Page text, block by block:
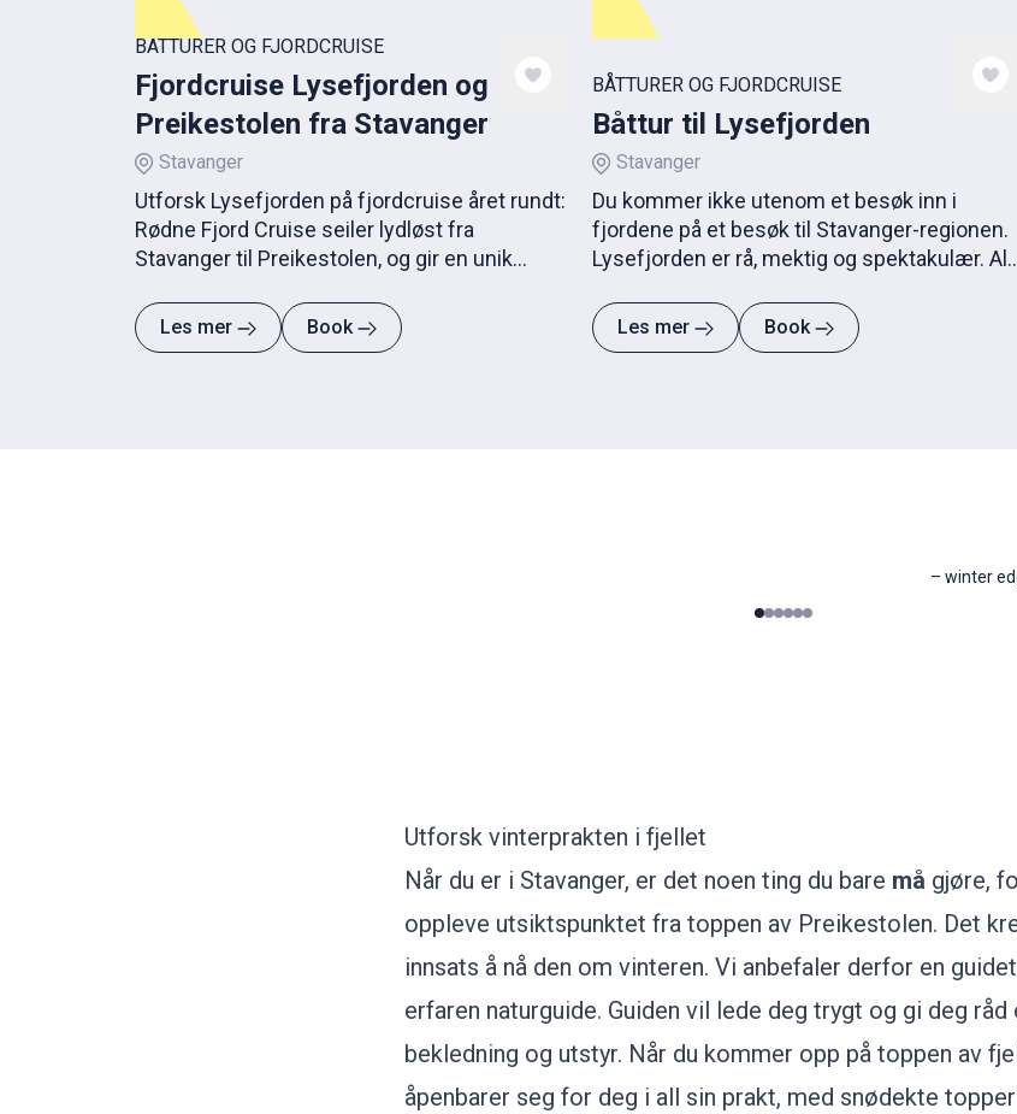
BÅTTURER OG FJORDCRUISE
Fjordcruise Lysefjorden og
Preikestolen fra Stavanger
Stavanger
Utforsk Lysefjorden på fjordcruise året rundt:
Rødne Fjord Cruise seiler lydløst fra
Stavanger til Preikestolen, og gir en unik
Les mer Book
BÅTTURER OG FJORDCRUISE
Båttur til Lysefjorden
Stavanger
Du kommer ikke utenom et besøk inn i
fjordene på et besøk til Stavanger-regionen.
Lysefjorden er rå, mektig og spektakulær.
den må oppleves! Og hvorfor ikke ombord en
luksuriøs yacht?
Les mer Book
– winter
012345
Utforsk vinterprakten i fjellet
Når du er i Stavanger, er det noen ting du bare må gjøre,
oppleve utsiktspunktet fra toppen av Preikestolen. Det
innsats å nå den om vinteren. Vi anbefaler derfor en
erfaren naturguide. Guiden vil lede deg trygt og gi deg
bekledning og utstyr. Når du kommer opp på toppen av
åpenbarer seg for deg i all sin prakt, med snødekte